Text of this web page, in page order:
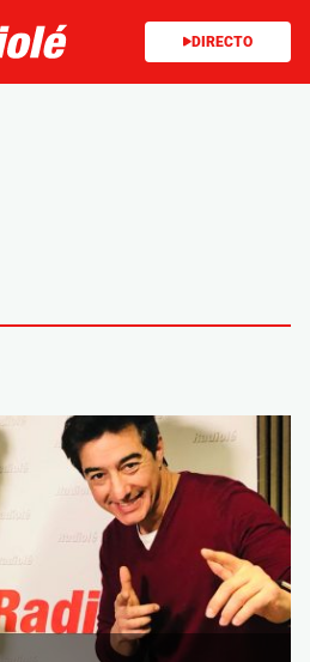
DIRECTO